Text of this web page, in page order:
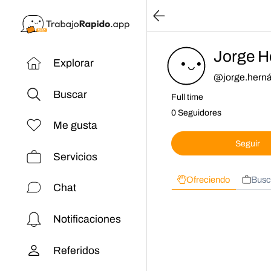
Explorar
Buscar
Me gusta
Servicios
Chat
Notificaciones
Referidos
Jorge
@
Full time
0 Seguidores
Seguir
Ofreciendo